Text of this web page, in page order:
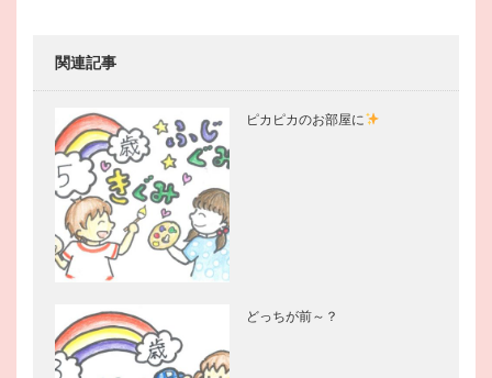
関連記事
ピカピカのお部屋に
どっちが前～？